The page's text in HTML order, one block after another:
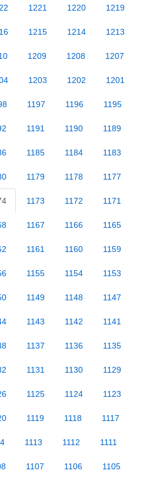
1221 1220 1219
1215 1214 1213
1209 1208 1207
1203 1202 1201
1197 1196 1195
1191 1190 1189
1185 1184 1183
1179 1178 1177
1173 1172 1171
1167 1166 1165
1161 1160 1159
1155 1154 1153
1149 1148 1147
1143 1142 1141
1137 1136 1135
1131 1130 1129
1125 1124 1123
1119 1118 1117
1113 1112 1111
1107 1106 1105